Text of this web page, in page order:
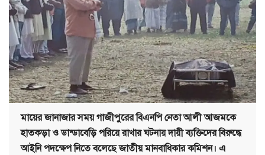
মায়ের জানাজার সময় গাজীপুরের বিএনপি নেতা আলী আজমকে
হাতকড়া ও ডান্ডাবেড়ি পরিয়ে রাখার ঘটনায় দায়ী ব্যক্তিদের বিরুদ্ধে
আইনি পদক্ষেপ নিতে বলেছে জাতীয় মানবাধিকার কমিশন। এ